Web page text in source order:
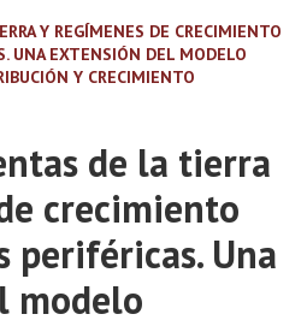
Y REGÍMENES DE CRECIMIENTO
UNA EXTENSIÓN DEL MODELO
Y CRECIMIENTO
de la tierra
crecimiento
periféricas. Una
modelo